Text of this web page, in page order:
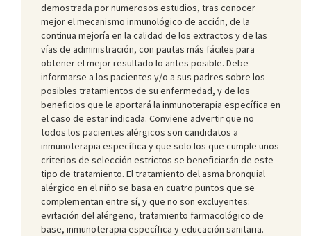
demostrada por numerosos estudios, tras conocer
mejor el mecanismo inmunológico de acción, de la
continua mejoría en la calidad de los extractos y de las
vías de administración, con pautas más fáciles para
obtener el mejor resultado lo antes posible. Debe
informarse a los pacientes y/o a sus padres sobre los
posibles tratamientos de su enfermedad, y de los
beneficios que le aportará la inmunoterapia específica en
el caso de estar indicada. Conviene advertir que no
todos los pacientes alérgicos son candidatos a
inmunoterapia específica y que solo los que cumple unos
criterios de selección estrictos se beneficiarán de este
tipo de tratamiento. El tratamiento del asma bronquial
alérgico en el niño se basa en cuatro puntos que se
complementan entre sí, y que no son excluyentes:
evitación del alérgeno, tratamiento farmacológico de
base, inmunoterapia específica y educación sanitaria.